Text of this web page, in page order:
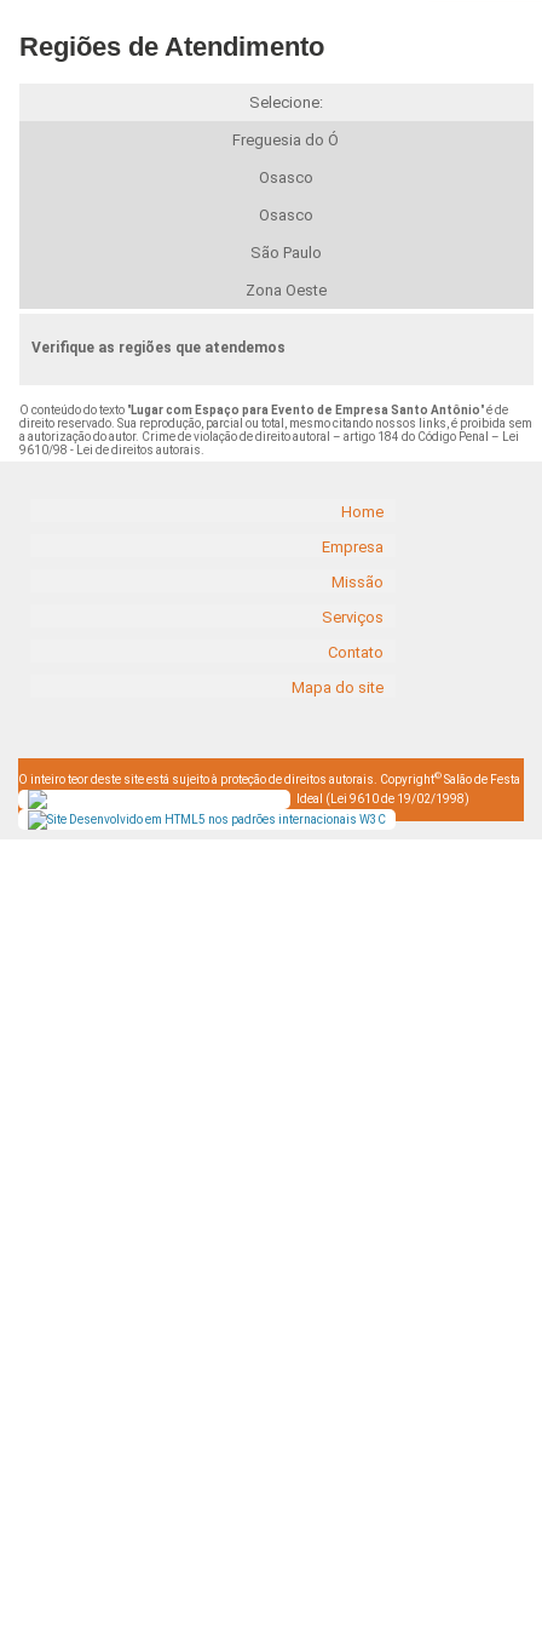
Regiões de Atendimento
Selecione:
Freguesia do Ó
Osasco
Osasco
São Paulo
Zona Oeste
Verifique as regiões que atendemos
O conteúdo do texto "Lugar com Espaço para Evento de Empresa Santo Antônio" é de
direito reservado. Sua reprodução, parcial ou total, mesmo citando nossos links, é proibida sem
a autorização do autor. Crime de violação de direito autoral – artigo 184 do Código Penal –
Lei
9610/98 - Lei de direitos autorais
Home
Empresa
Missão
Serviços
Contato
Mapa do site
O inteiro teor deste site está sujeito à proteção de direitos autorais. Copyright© Salão de Festa
Ideal (Lei 9610 de 19/02/1998)